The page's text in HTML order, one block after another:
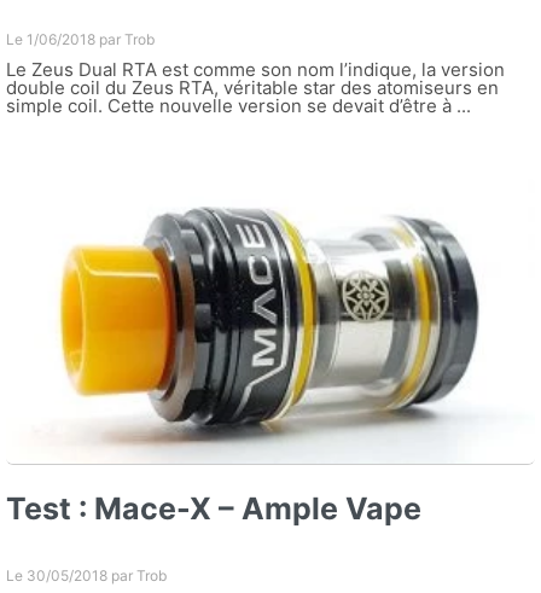
Le 1/06/2018 par Trob
Le Zeus Dual RTA est comme son nom l’indique, la version
double coil du Zeus RTA, véritable star des atomiseurs en
simple coil. Cette nouvelle version se devait d’être à ...
Test : Mace-X – Ample Vape
Le 30/05/2018 par Trob